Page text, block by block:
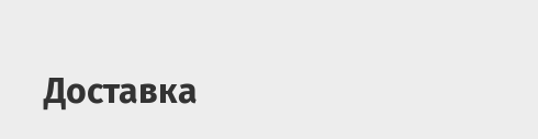
Доставка